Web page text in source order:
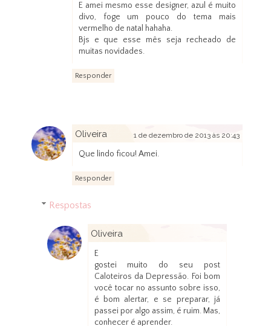
E amei mesmo esse designer, azul é muito
divo, foge um pouco do tema mais
vermelho de natal hahaha.
Bjs e que esse mês seja recheado de
muitas novidades.
Responder
Oliveira 1 de dezembro de 2013 às 20:43
Que lindo ficou! Amei.
Responder
Respostas
Oliveira
E
gostei muito do seu post
Caloteiros da Depressão. Foi bom
você tocar no assunto sobre isso,
é bom alertar, e se preparar, já
passei por algo assim, é ruim. Mas,
conhecer é aprender.